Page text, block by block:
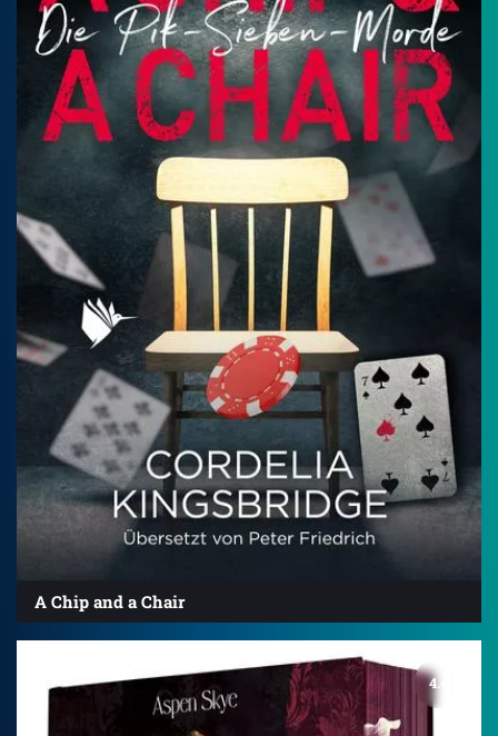
A Chip and a Chair
4.4